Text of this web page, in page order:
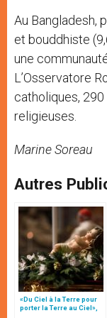
Au Bangladesh,
et bouddhiste
une
L’Osservatore
catholiques,
religieuses.
Marine Soreau
Autres
«Du Ciel à la Terre pour
porter la Terre au Ciel»,